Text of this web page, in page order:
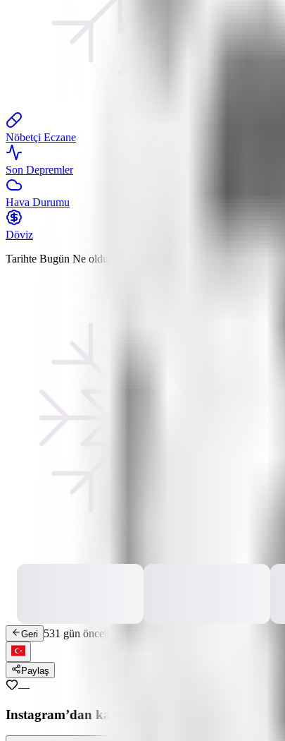
Nöbetçi Eczane
Son Depremler
Hava Durumu
Döviz
Tarihte Bugün Ne oldu?
Geri 531 gün önce
Paylaş
—
Instagram’dan kadın kıyafeti ilanı ile